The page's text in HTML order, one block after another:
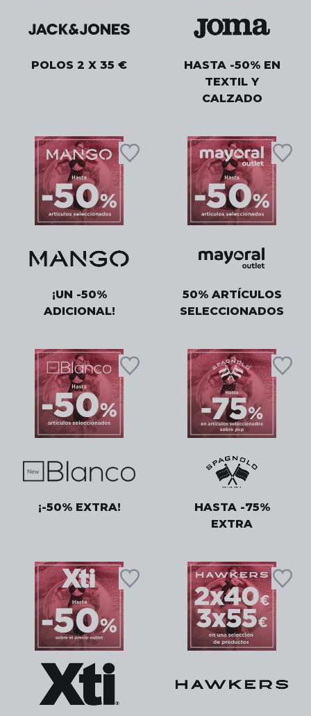
POLOS 2 X 35 €
HASTA -50% EN
TEXTIL Y
CALZADO
¡UN -50%
ADICIONAL!
50% ARTÍCULOS
SELECCIONADOS
¡-50% EXTRA!
HASTA -75%
EXTRA